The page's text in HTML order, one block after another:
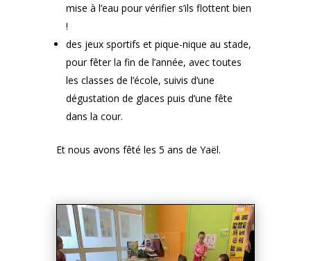
mise à l’eau pour vérifier s’ils flottent bien
!
des jeux sportifs et pique-nique au stade,
pour fêter la fin de l’année, avec toutes
les classes de l’école, suivis d’une
dégustation de glaces puis d’une fête
dans la cour.
Et nous avons fêté les 5 ans de Yaël.